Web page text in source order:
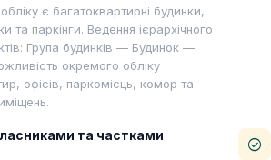
є багатоквартирні будинки,
та паркінги. Ведення ієрархічного
Група будинків — Будинок —
окремого обліку
офісів, паркомісць, комор та
та частками
check_circle